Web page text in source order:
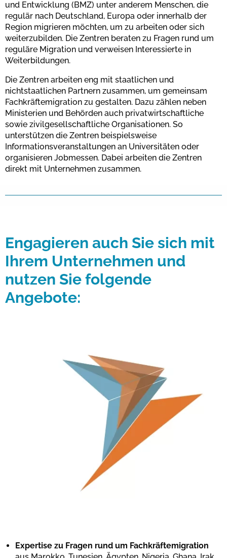
und Entwicklung (BMZ) unter anderem Menschen, die
regulär nach Deutschland, Europa oder innerhalb der
Region migrieren möchten, um zu arbeiten oder sich
weiterzubilden. Die Zentren beraten zu Fragen rund um
reguläre Migration und verweisen Interessierte in
Weiterbildungen.
Die Zentren arbeiten eng mit staatlichen und
nichtstaatlichen Partnern zusammen, um gemeinsam
Fachkräftemigration zu gestalten. Dazu zählen neben
Ministerien und Behörden auch privatwirtschaftliche
sowie zivilgesellschaftliche Organisationen. So
unterstützen die Zentren beispielsweise
Informationsveranstaltungen an Universitäten oder
organisieren Jobmessen. Dabei arbeiten die Zentren
direkt mit Unternehmen zusammen.
Engagieren auch Sie sich mit
Ihrem Unternehmen und
nutzen Sie folgende
Angebote:
Expertise zu Fragen rund um Fachkräftemigration